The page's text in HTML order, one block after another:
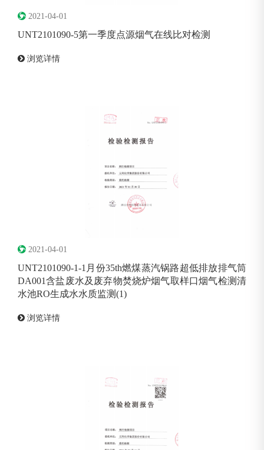
2021-04-01
UNT2101090-5第一季度点源烟气在线比对检测
浏览详情
2021-04-01
UNT2101090-1-1月份35th燃煤蒸汽锅路超低排放排气筒
DA001含盐废水及废弃物焚烧炉烟气取样口烟气检测清
水池RO生成水水质监测(1)
浏览详情